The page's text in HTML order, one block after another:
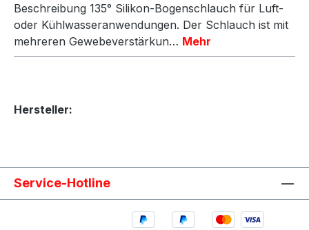
Beschreibung 135° Silikon-Bogenschlauch für Luft-
oder Kühlwasseranwendungen. Der Schlauch ist mit
mehreren Gewebeverstärkun… Mehr
Hersteller:
Service-Hotline